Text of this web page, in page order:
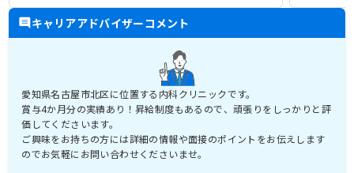
キャリアアドバイザーコメント
愛知県名古屋市北区に位置する内科クリニックです。
賞与4か月分の実績あり！昇給制度もあるので、頑張りをしっかりと評
価してくださいます。
ご興味をお持ちの方には詳細の情報や面接のポイントをお伝えします
のでお気軽にお問い合わせくださいませ。